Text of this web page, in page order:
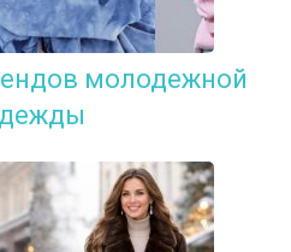
молодежной